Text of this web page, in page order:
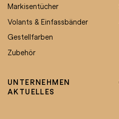
UNTERNEHMEN
AKTUELLES
Markisentücher
Volants & Einfassbänder
Gestellfarben
Zubehör